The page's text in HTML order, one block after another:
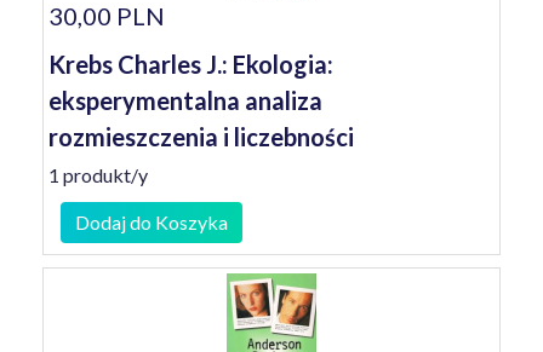
30,00 PLN
Krebs Charles J.: Ekologia:
eksperymentalna analiza
rozmieszczenia i liczebności
1 produkt/y
Dodaj do Koszyka